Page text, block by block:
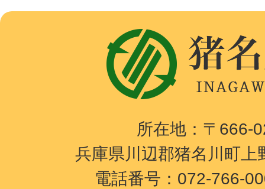
猪
名
川
N
A
G
所在地：〒
兵庫県川辺郡猪名川町上
電話番号：072-766-